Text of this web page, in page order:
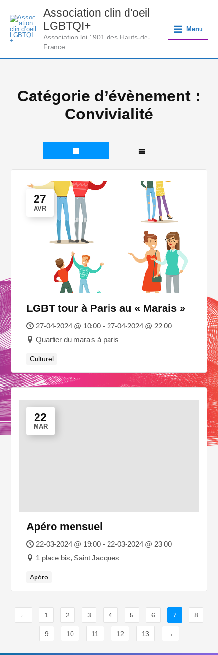
contenu
Association clin d'oeil
LGBTQI+
Association loi 1901 des Hauts-de-
France
Menu
Catégorie d’évènement :
Convivialité
27
AVR
LGBT tour à Paris au « Marais »
27-04-2024 @ 10:00 - 27-04-2024 @ 22:00
Quartier du marais à paris
Culturel
22
MAR
Apéro mensuel
22-03-2024 @ 19:00 - 22-03-2024 @ 23:00
1 place bis, Saint Jacques
Apéro
← 1 2 3 4 5 6 7 8
9 10 11 12 13 →